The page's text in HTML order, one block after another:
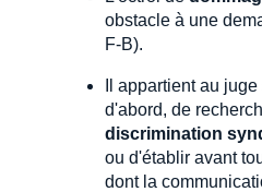
obstacle à une
F-B).
Il appartient au
d'abord, de
discrimination
ou d'établir avant
dont la